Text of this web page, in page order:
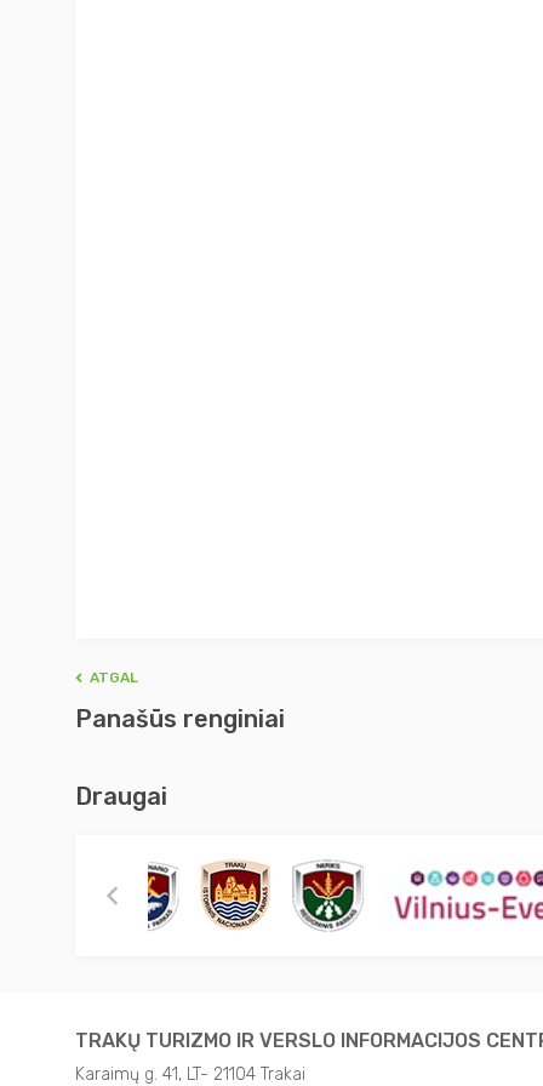
ATGAL
Panašūs renginiai
Draugai
TRAKŲ TURIZMO IR VERSLO INFORMACIJOS
Karaimų g. 41, LT- 21104 Trakai